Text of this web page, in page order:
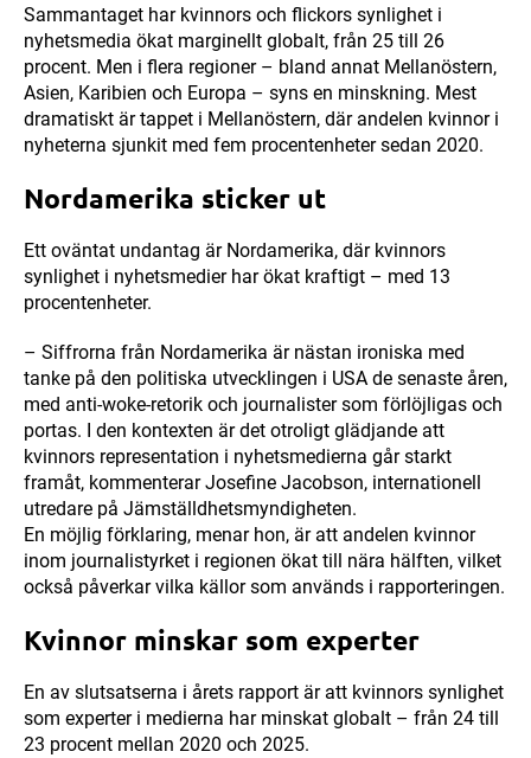
Sammantaget har kvinnors och flickors synlighet i
nyhetsmedia ökat marginellt globalt, från 25 till 26
procent. Men i flera regioner – bland annat Mellanöstern,
Asien, Karibien och Europa – syns en minskning. Mest
dramatiskt är tappet i Mellanöstern, där andelen kvinnor i
nyheterna sjunkit med fem procentenheter sedan 2020.
Nordamerika sticker ut
Ett oväntat undantag är Nordamerika, där kvinnors
synlighet i nyhetsmedier har ökat kraftigt – med 13
procentenheter.
– Siffrorna från Nordamerika är nästan ironiska med
tanke på den politiska utvecklingen i USA de senaste åren,
med anti-woke-retorik och journalister som förlöjligas och
portas. I den kontexten är det otroligt glädjande att
kvinnors representation i nyhetsmedierna går starkt
framåt, kommenterar Josefine Jacobson, internationell
utredare på Jämställdhetsmyndigheten.
En möjlig förklaring, menar hon, är att andelen kvinnor
inom journalistyrket i regionen ökat till nära hälften, vilket
också påverkar vilka källor som används i rapporteringen.
Kvinnor minskar som experter
En av slutsatserna i årets rapport är att kvinnors synlighet
som experter i medierna har minskat globalt – från 24 till
23 procent mellan 2020 och 2025.